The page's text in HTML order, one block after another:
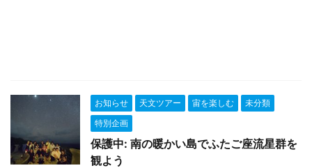
お知らせ 天文ツアー 宙を楽しむ
未分類
特別企画
保護中: 南の暖かい島でふたご座流星群を
観よう